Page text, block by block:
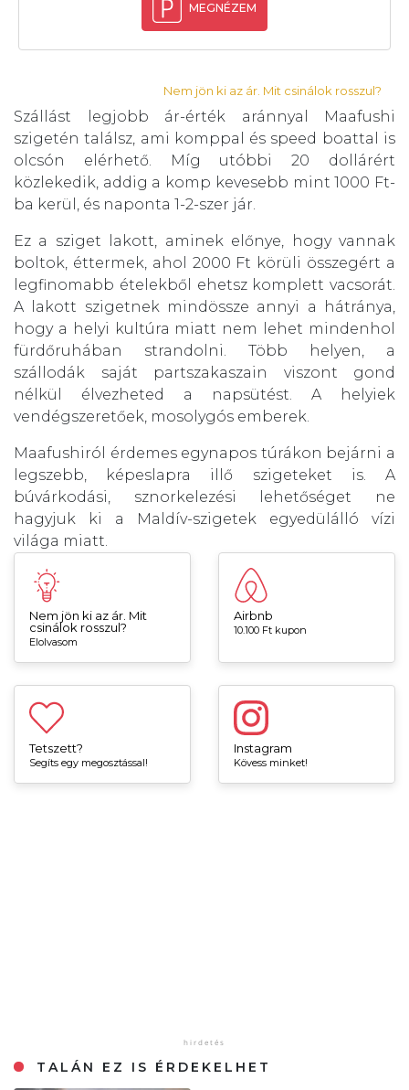
MEGNÉZEM
Nem jön ki az ár. Mit csinálok rosszul?
Szállást legjobb ár-érték aránnyal Maafushi
szigetén találsz, ami komppal és speed boattal is
olcsón elérhető. Míg utóbbi 20 dollárért
közlekedik, addig a komp kevesebb mint 1000 Ft-
ba kerül, és naponta 1-2-szer jár.
Ez a sziget lakott, aminek előnye, hogy vannak
boltok, éttermek, ahol 2000 Ft körüli összegért a
legfinomabb ételekből ehetsz komplett vacsorát.
A lakott szigetnek mindössze annyi a hátránya,
hogy a helyi kultúra miatt nem lehet mindenhol
fürdőruhában strandolni. Több helyen, a
szállodák saját partszakaszain viszont gond
nélkül élvezheted a napsütést. A helyiek
vendégszeretőek, mosolygós emberek.
Maafushiról érdemes egynapos túrákon bejárni a
legszebb, képeslapra illő szigeteket is. A
búvárkodási, sznorkelezési lehetőséget ne
hagyjuk ki a Maldív-szigetek egyedülálló vízi
világa miatt.
Nem jön ki az ár. Mit
csinálok rosszul?
Elolvasom
Airbnb
10.100 Ft kupon
Tetszett?
Segíts egy megosztással!
Instagram
Kövess minket!
TALÁN EZ IS ÉRDEKELHET